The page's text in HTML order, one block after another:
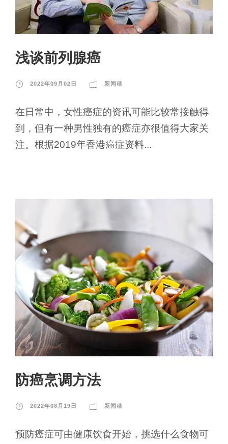
浅谈前列腺癌
2022年09月02日 新闻稿
在日常中，女性癌症的资讯可能比较常接触得
到，但有一种男性独有的癌症亦很值得大家关
注。根据2019年香港癌症资料...
防癌烹调方法
2022年08月19日 新闻稿
预防癌症可由健康饮食开始，挑选什么食物可